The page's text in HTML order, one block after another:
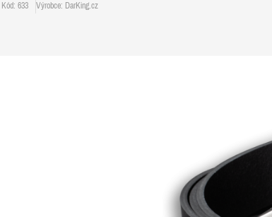
Kód: 633 Výrobce: DarKing.cz